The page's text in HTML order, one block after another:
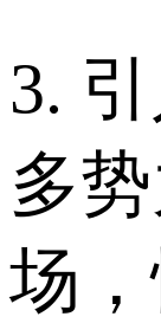
3.
多
场，